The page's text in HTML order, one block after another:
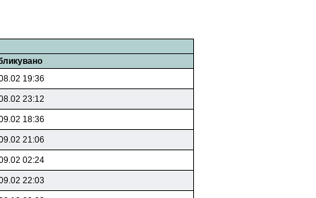
19:36
23:12
18:36
21:06
02:24
22:03